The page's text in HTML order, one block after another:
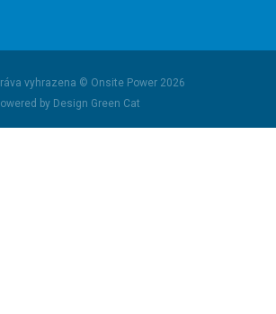
vyhrazena © Onsite Power 2026
by Design Green Cat